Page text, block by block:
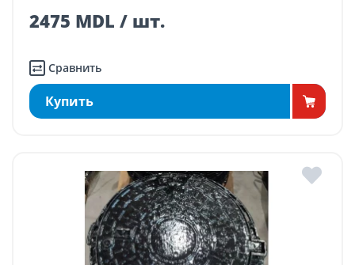
2475 MDL / шт.
Сравнить
Купить